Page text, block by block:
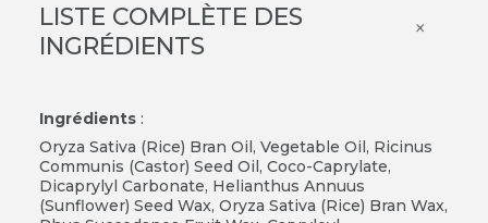
LISTE COMPLÈTE DES
INGRÉDIENTS
×
Ingrédients:
Oryza Sativa (Rice) Bran Oil, Vegetable Oil, Ricinus
Communis (Castor) Seed Oil, Coco-Caprylate,
Dicaprylyl Carbonate, Helianthus Annuus
(Sunflower) Seed Wax, Oryza Sativa (Rice) Bran Wax,